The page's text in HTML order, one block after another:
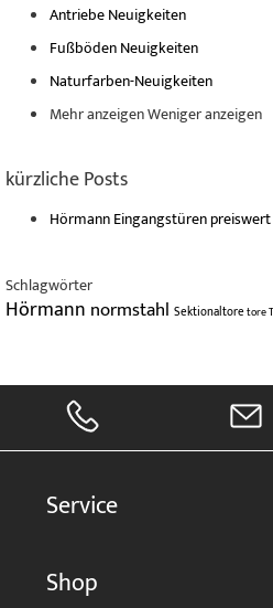
Antriebe Neuigkeiten
Fußböden Neuigkeiten
Naturfarben-Neuigkeiten
Mehr anzeigenWeniger anzeigen
kürzliche Posts
Hörmann Eingangstüren
Schlagwörter
Hörmann normstahl Sektionaltoretore
Service
Shop